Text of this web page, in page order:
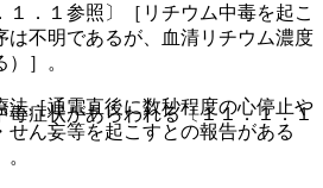
毒症状があらわれる〔１１．１．１
．１参照〕［リチウム中毒を起こ
は不明であるが、血清リチウム濃度
］。
［通電直後に数秒程度の心停止や
せん妄等を起こすとの報告がある